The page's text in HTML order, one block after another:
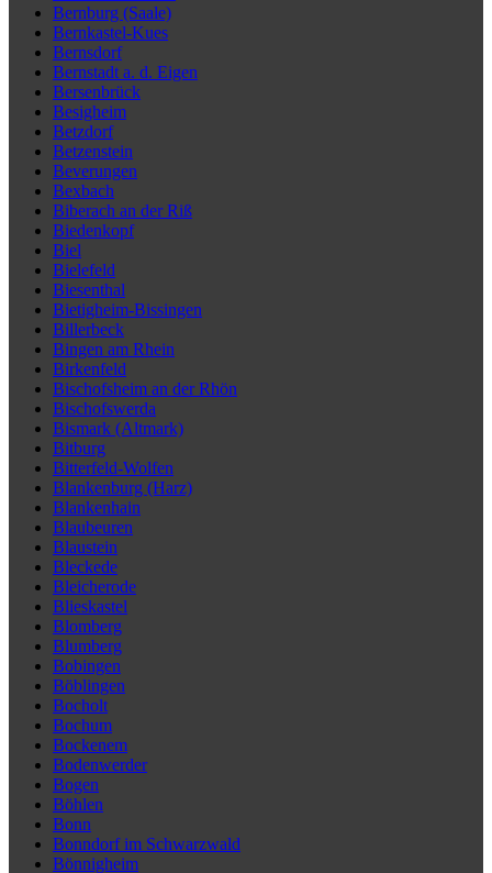
Bernburg (Saale)
Bernkastel-Kues
Bernsdorf
Bernstadt a. d. Eigen
Bersenbrück
Besigheim
Betzdorf
Betzenstein
Beverungen
Bexbach
Biberach an der Riß
Biedenkopf
Biel
Bielefeld
Biesenthal
Bietigheim-Bissingen
Billerbeck
Bingen am Rhein
Birkenfeld
Bischofsheim an der Rhön
Bischofswerda
Bismark (Altmark)
Bitburg
Bitterfeld-Wolfen
Blankenburg (Harz)
Blankenhain
Blaubeuren
Blaustein
Bleckede
Bleicherode
Blieskastel
Blomberg
Blumberg
Bobingen
Böblingen
Bocholt
Bochum
Bockenem
Bodenwerder
Bogen
Böhlen
Bonn
Bonndorf im Schwarzwald
Bönnigheim